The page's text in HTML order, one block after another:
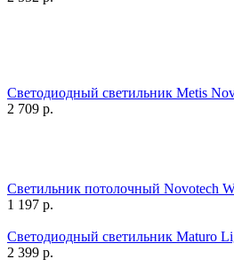
Светодиодный светильник Metis
2 709 р.
Светильник потолочный Novotech
1 197 р.
Светодиодный светильник Maturo
2 399 р.